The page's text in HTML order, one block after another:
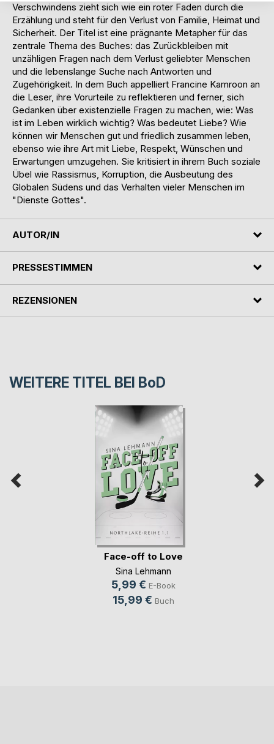
Verschwindens zieht sich wie ein roter Faden durch die
Erzählung und steht für den Verlust von Familie, Heimat und
Sicherheit. Der Titel ist eine prägnante Metapher für das
zentrale Thema des Buches: das Zurückbleiben mit
unzähligen Fragen nach dem Verlust geliebter Menschen
und die lebenslange Suche nach Antworten und
Zugehörigkeit. In dem Buch appelliert Francine Kamroon an
die Leser, ihre Vorurteile zu reflektieren und ferner, sich
Gedanken über existenzielle Fragen zu machen, wie: Was
ist im Leben wirklich wichtig? Was bedeutet Liebe? Wie
können wir Menschen gut und friedlich zusammen leben,
ebenso wie ihre Art mit Liebe, Respekt, Wünschen und
Erwartungen umzugehen. Sie kritisiert in ihrem Buch soziale
Übel wie Rassismus, Korruption, die Ausbeutung des
Globalen Südens und das Verhalten vieler Menschen im
"Dienste Gottes".
AUTOR/IN
PRESSESTIMMEN
REZENSIONEN
WEITERE TITEL BEI BoD
Face-off to Love
Sina Lehmann
5,99 € E-Book
15,99 € Buch